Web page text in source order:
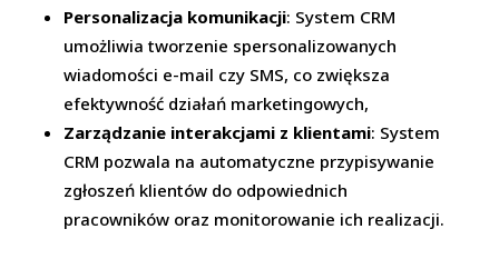
Personalizacja komunikacji: System CRM
umożliwia tworzenie spersonalizowanych
wiadomości e-mail czy SMS, co zwiększa
efektywność działań marketingowych,
Zarządzanie interakcjami z klientami: System
CRM pozwala na automatyczne przypisywanie
zgłoszeń klientów do odpowiednich
pracowników oraz monitorowanie ich realizacji.